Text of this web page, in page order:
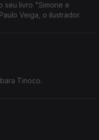
seu livro "Simone e
Veiga, o ilustrador.
Tinoco.